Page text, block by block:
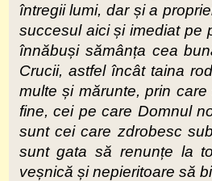
întregii lumi, dar și a
succesul aici și imediat pe
înnăbuși sămânța cea
Crucii, astfel încât taina
multe și mărunte, prin
fine, cei pe care Domnul
sunt cei care zdrobesc
sunt gata să renunțe la
veșnică și nepieritoare să